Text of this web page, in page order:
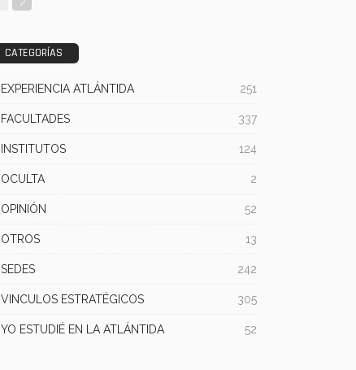
CATEGORÍAS
EXPERIENCIA ATLÁNTIDA 251
FACULTADES 337
INSTITUTOS 124
OCULTA 2
OPINIÓN 52
OTROS 13
SEDES 242
VINCULOS ESTRATÉGICOS 305
YO ESTUDIÉ EN LA ATLÁNTIDA 52